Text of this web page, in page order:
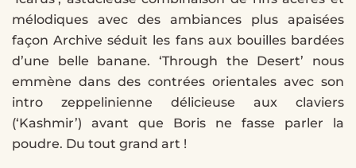
mélodiques avec des ambiances plus apaisées
façon Archive séduit les fans aux bouilles bardées
d’une belle banane. ‘Through the Desert’ nous
emmène dans des contrées orientales avec son
intro zeppelinienne délicieuse aux claviers
(‘Kashmir’) avant que Boris ne fasse parler la
poudre. Du tout grand art !